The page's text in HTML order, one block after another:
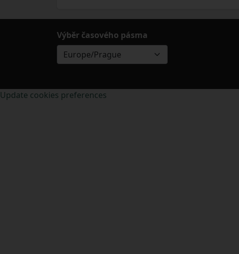
Výběr časového pásma
Europe/Prague
Update cookies preferences